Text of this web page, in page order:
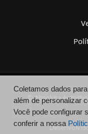
© Absoluta
Coletamos dados
além de personalizar
Você pode configurar
conferir a nossa